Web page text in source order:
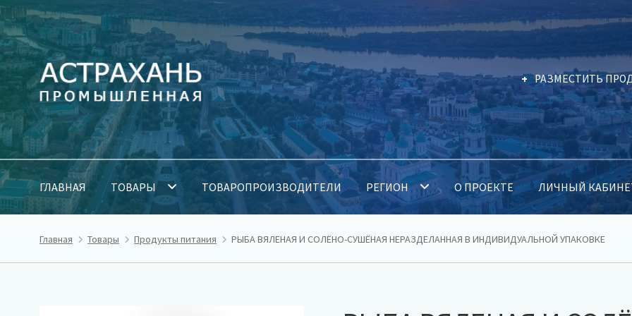
Перейти
к
навигации
Перейти
к
содержимому
РАЗМЕСТИТЬ
ГЛАВНАЯ ТОВАРЫ ТОВАРОПРОИЗВОДИТЕЛИ РЕГИОН О ПРОЕКТЕ ЛИЧНЫЙ
Главная Товары Продукты питания РЫБА ВЯЛЕНАЯ И СОЛЁНО-СУШЁНАЯ НЕРАЗДЕЛАННАЯ В ИНДИВИДУАЛЬНОЙ УПАКОВКЕ